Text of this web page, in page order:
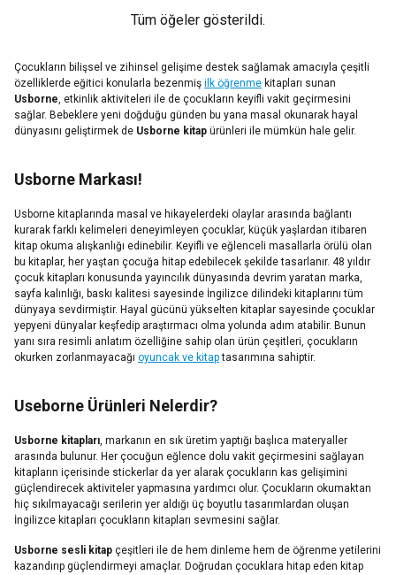
Tüm öğeler gösterildi.
Çocukların bilişsel ve zihinsel gelişime destek sağlamak amacıyla çeşitli
özelliklerde eğitici konularla bezenmiş ilk öğrenme kitapları sunan
Usborne, etkinlik aktiviteleri ile de çocukların keyifli vakit geçirmesini
sağlar. Bebeklere yeni doğduğu günden bu yana masal okunarak hayal
dünyasını geliştirmek de Usborne kitap ürünleri ile mümkün hale gelir.
Usborne Markası!
Usborne kitaplarında masal ve hikayelerdeki olaylar arasında bağlantı
kurarak farklı kelimeleri deneyimleyen çocuklar, küçük yaşlardan itibaren
kitap okuma alışkanlığı edinebilir. Keyifli ve eğlenceli masallarla örülü olan
bu kitaplar, her yaştan çocuğa hitap edebilecek şekilde tasarlanır. 48 yıldır
çocuk kitapları konusunda yayıncılık dünyasında devrim yaratan marka,
sayfa kalınlığı, baskı kalitesi sayesinde İngilizce dilindeki kitaplarını tüm
dünyaya sevdirmiştir. Hayal gücünü yükselten kitaplar sayesinde çocuklar
yepyeni dünyalar keşfedip araştırmacı olma yolunda adım atabilir. Bunun
yanı sıra resimli anlatım özelliğine sahip olan ürün çeşitleri, çocukların
okurken zorlanmayacağı oyuncak ve kitaptasarımına sahiptir.
Useborne Ürünleri Nelerdir?
Usborne kitapları, markanın en sık üretim yaptığı başlıca materyaller
arasında bulunur. Her çocuğun eğlence dolu vakit geçirmesini sağlayan
kitapların içerisinde stickerlar da yer alarak çocukların kas gelişimini
güçlendirecek aktiviteler yapmasına yardımcı olur. Çocukların okumaktan
hiç sıkılmayacağı serilerin yer aldığı üç boyutlu tasarımlardan oluşan
İngilizce kitapları çocukların kitapları sevmesini sağlar.
Usborne sesli kitap çeşitleri ile de hem dinleme hem de öğrenme yetilerini
kazandırıp güçlendirmeyi amaçlar. Doğrudan çocuklara hitap eden kitap